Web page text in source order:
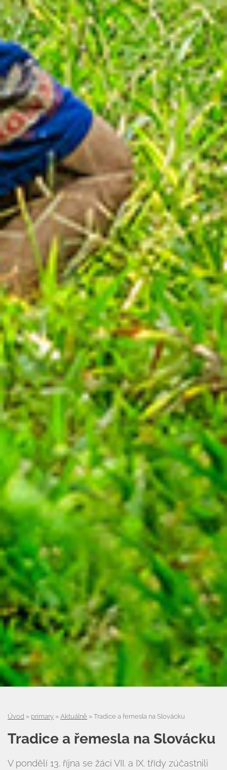
Úvod » primary » Aktuálně » Tradice a řemesla na Slovácku
Tradice a řemesla na Slovácku
V pondělí 13. října se žáci VII. a IX. třídy zúčastnili